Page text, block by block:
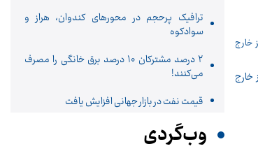
هرمز خارج
ترافیک پرحجم در محورهای کندوان، هراز و
سوادکوه
۲ درصد مشترکان ۱۰ درصد برق خانگی را مصرف
می‌کنند!
قیمت نفت در بازار جهانی افزایش یافت
وب‌گردی